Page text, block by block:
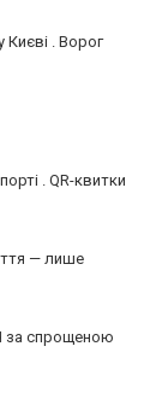
Києві . Ворог
. QR-квитки
— лише
за спрощеною